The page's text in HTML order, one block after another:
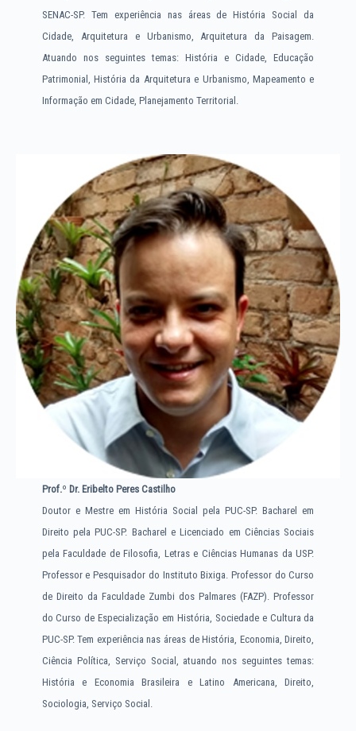
SENAC-SP. Tem experiência nas áreas de História Social da
Cidade, Arquitetura e Urbanismo, Arquitetura da Paisagem.
Atuando nos seguintes temas: História e Cidade, Educação
Patrimonial, História da Arquitetura e Urbanismo, Mapeamento e
Informação em Cidade, Planejamento Territorial.
Prof.º Dr. Eribelto Peres Castilho
Doutor e Mestre em História Social pela PUC-SP. Bacharel em
Direito pela PUC-SP. Bacharel e Licenciado em Ciências Sociais
pela Faculdade de Filosofia, Letras e Ciências Humanas da USP.
Professor e Pesquisador do Instituto Bixiga. Professor do Curso
de Direito da Faculdade Zumbi dos Palmares (FAZP). Professor
do Curso de Especialização em História, Sociedade e Cultura da
PUC-SP. Tem experiência nas áreas de História, Economia, Direito,
Ciência Política, Serviço Social, atuando nos seguintes temas:
História e Economia Brasileira e Latino Americana, Direito,
Sociologia, Serviço Social.